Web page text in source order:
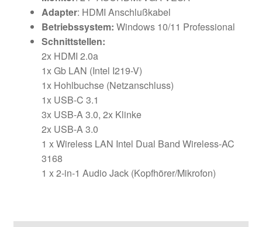
Adapter: HDMI Anschlußkabel
Betriebssystem: Windows 10/11 Professional
Schnittstellen:
2x HDMI 2.0a
1x Gb LAN (Intel I219-V)
1x Hohlbuchse (Netzanschluss)
1x USB-C 3.1
3x USB-A 3.0, 2x Klinke
2x USB-A 3.0
1 x Wireless LAN Intel Dual Band Wireless-AC
3168
1 x 2-in-1 Audio Jack (Kopfhörer/Mikrofon)